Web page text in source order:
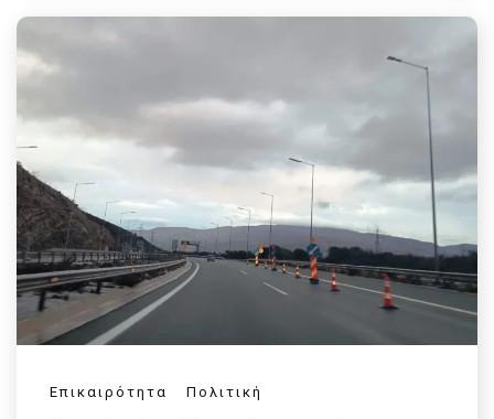
Επικαιρότητα Πολιτική